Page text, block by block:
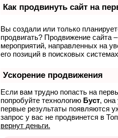
Как продвинуть сайт на
Вы создали или только
продвигать? Продвижение сайта
мероприятий, направленных на
его позиций в поисковых
Ускорение продвижения
Если вам трудно попасть на
попробуйте технологию Буст, она
первые результаты появляются
запрос у вас не продвинется в
вернут деньги.